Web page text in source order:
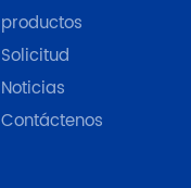
productos
Solicitud
Noticias
Contáctenos